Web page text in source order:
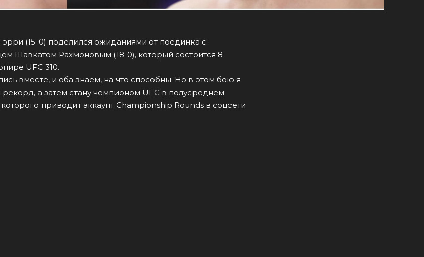
(15-0) поделился ожиданиями от поединка с
Шавкатом Рахмоновым (18-0), который состоится 8
UFC 310.
вместе, и оба знаем, на что способны. Но в этом бою я
а затем стану чемпионом UFC в полусреднем
приводит аккаунт Championship Rounds в соцсети